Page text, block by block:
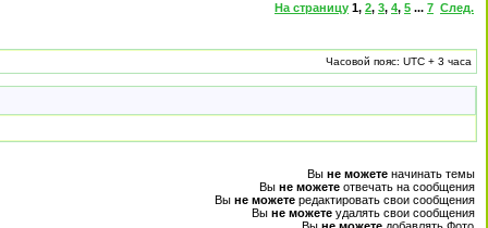
На страницу 1, 2, 3, 4, 5 ... 7 След.
Часовой пояс: UTC + 3 часа
Вы не можете начинать темы
Вы не можете отвечать на сообщения
Вы не можете редактировать свои сообщения
Вы не можете удалять свои сообщения